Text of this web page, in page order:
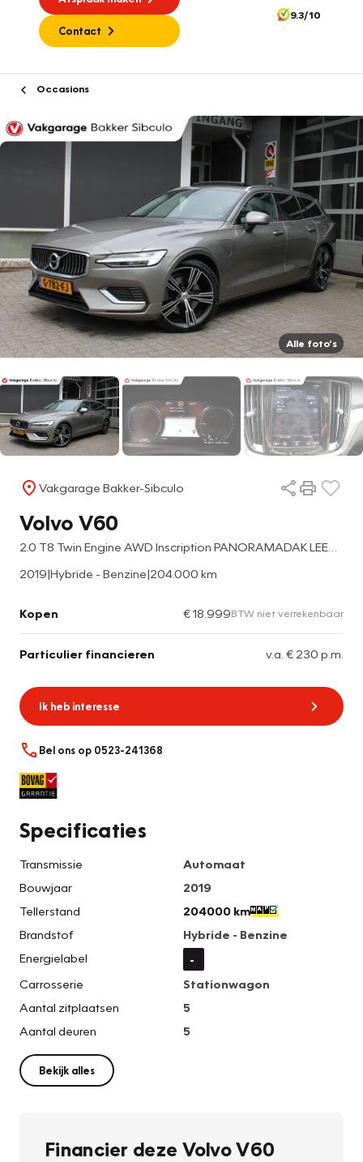
Contact
9.3/10
Occasions
Alle foto's
Vakgarage Bakker-Sibculo
Volvo V60
2019|Hybride - Benzine|204.000 km
Kopen € 18.999BTW niet verrekenbaar
Particulier financieren v.a. € 230 p.m.
Ik heb interesse
Bel ons op 0523-241368
Specificaties
Transmissie
Automaat
Bouwjaar
2019
Tellerstand
204000 km
Brandstof
Hybride - Benzine
Energielabel
-
Carrosserie
Stationwagon
Aantal zitplaatsen
5
Aantal deuren
5
Bekijk alles
Financier deze Volvo V60